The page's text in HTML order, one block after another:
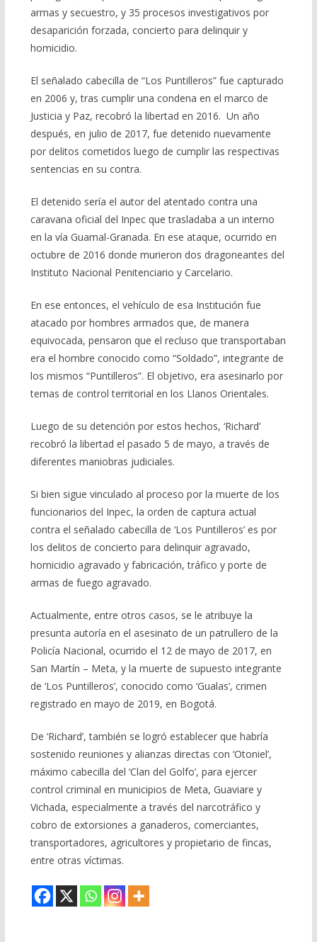
armas y secuestro, y 35 procesos investigativos por
desaparición forzada, concierto para delinquir y
homicidio.
El señalado cabecilla de “Los Puntilleros” fue capturado
en 2006 y, tras cumplir una condena en el marco de
Justicia y Paz, recobró la libertad en 2016. Un año
después, en julio de 2017, fue detenido nuevamente
por delitos cometidos luego de cumplir las respectivas
sentencias en su contra.
El detenido sería el autor del atentado contra una
caravana oficial del Inpec que trasladaba a un interno
en la vía Guamal-Granada. En ese ataque, ocurrido en
octubre de 2016 donde murieron dos dragoneantes del
Instituto Nacional Penitenciario y Carcelario.
En ese entonces, el vehículo de esa Institución fue
atacado por hombres armados que, de manera
equivocada, pensaron que el recluso que transportaban
era el hombre conocido como “Soldado”, integrante de
los mismos “Puntilleros”. El objetivo, era asesinarlo por
temas de control territorial en los Llanos Orientales.
Luego de su detención por estos hechos, ‘Richard’
recobró la libertad el pasado 5 de mayo, a través de
diferentes maniobras judiciales.
Si bien sigue vinculado al proceso por la muerte de los
funcionarios del Inpec, la orden de captura actual
contra el señalado cabecilla de ‘Los Puntilleros’ es por
los delitos de concierto para delinquir agravado,
homicidio agravado y fabricación, tráfico y porte de
armas de fuego agravado.
Actualmente, entre otros casos, se le atribuye la
presunta autoría en el asesinato de un patrullero de la
Policía Nacional, ocurrido el 12 de mayo de 2017, en
San Martín – Meta, y la muerte de supuesto integrante
de ‘Los Puntilleros’, conocido como ‘Gualas’, crimen
registrado en mayo de 2019, en Bogotá.
De ‘Richard’, también se logró establecer que habría
sostenido reuniones y alianzas directas con ‘Otoniel’,
máximo cabecilla del ‘Clan del Golfo’, para ejercer
control criminal en municipios de Meta, Guaviare y
Vichada, especialmente a través del narcotráfico y
cobro de extorsiones a ganaderos, comerciantes,
transportadores, agricultores y propietario de fincas,
entre otras víctimas.